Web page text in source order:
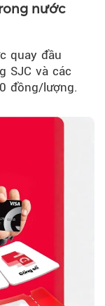
nước
quay đầu
SJC và các
đồng/lượng.